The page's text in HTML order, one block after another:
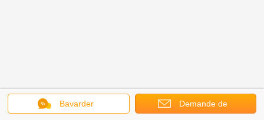
Bavarder Demande de